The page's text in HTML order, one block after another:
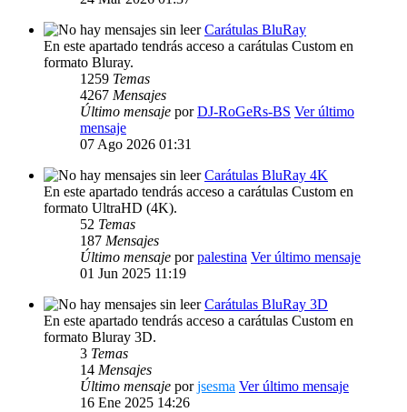
Carátulas BluRay
En este apartado tendrás acceso a carátulas Custom en
formato Bluray.
1259 Temas
4267 Mensajes
Último mensaje porDJ-RoGeRs-BS Ver último
mensaje
07 Ago 2026 01:31
Carátulas BluRay 4K
En este apartado tendrás acceso a carátulas Custom en
formato UltraHD (4K).
52 Temas
187 Mensajes
Último mensaje porpalestina Ver último mensaje
01 Jun 2025 11:19
Carátulas BluRay 3D
En este apartado tendrás acceso a carátulas Custom en
formato Bluray 3D.
3 Temas
14 Mensajes
Último mensaje porjsesma Ver último mensaje
16 Ene 2025 14:26